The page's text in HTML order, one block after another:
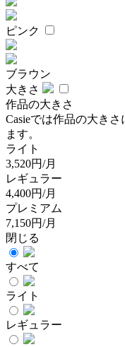
ピンク
ブラウン
大きさ
作品の大きさ
Casieでは作品の大き
ます。
ライト
3,520円/月
レギュラー
4,400円/月
プレミアム
7,150円/月
閉じる
すべて
ライト
レギュラー